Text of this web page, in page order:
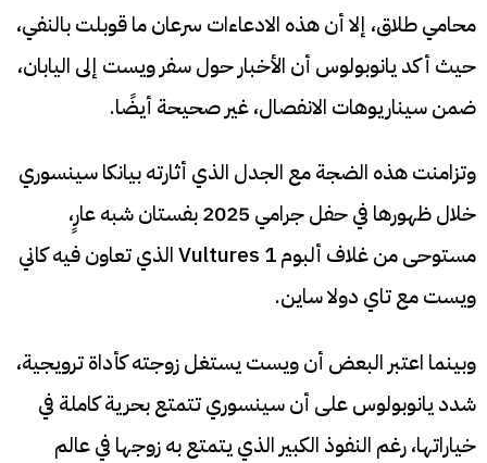
محامي طلاق، إلا أن هذه الادعاءات سرعان ما قوبلت بالنفي،
حيث أكد يانوبولوس أن الأخبار حول سفر ويست إلى اليابان،
ضمن سيناريوهات الانفصال، غير صحيحة أيضًا.
وتزامنت هذه الضجة مع الجدل الذي أثارته بيانكا سينسوري
خلال ظهورها في حفل جرامي 2025 بفستان شبه عارٍ،
مستوحى من غلاف ألبوم Vultures 1 الذي تعاون فيه كاني
ويست مع تاي دولا ساين.
وبينما اعتبر البعض أن ويست يستغل زوجته كأداة ترويجية،
شدد يانوبولوس على أن سينسوري تتمتع بحرية كاملة في
خياراتها، رغم النفوذ الكبير الذي يتمتع به زوجها في عالم